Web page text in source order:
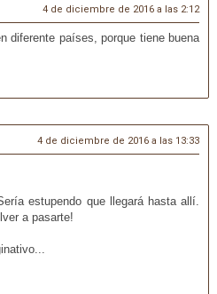
4 de diciembre de 2016 a las 2:12
diferente países, porque tiene buena
4 de diciembre de 2016 a las 13:33
estupendo que llegará hasta allí.
a pasarte!